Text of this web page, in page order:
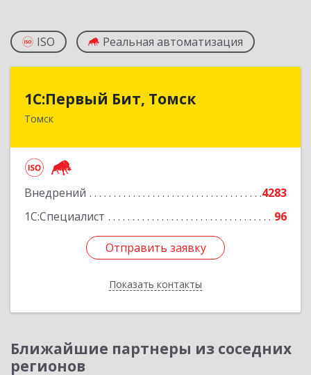
ISO Реальная автоматизация
1С:Первый Бит, Томск
Томск
Внедрений
4283
1С:Специалист
96
Отправить заявку
Показать контакты
634041, Томская обл, Томск г, Кирова пр-кт,
Отправить заявку
Назад
Ближайшие партнеры из соседних
регионов